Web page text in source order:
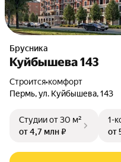
Брусника
Куйбышева 143
Строится•комфорт
Пермь, ул. Куйбышева, 143
Студииот 30 м²
от 4,7 млн ₽
1-
от